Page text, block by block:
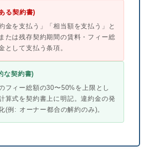
る契約書)
金を支払う」「相当額を支払う」と
たは残存契約期間の賃料・フィー総
として支払う条項。
な契約書)
フィー総額の30〜50%を上限とし
算式を契約書上に明記。違約金の発
(例: オーナー都合の解約のみ)。